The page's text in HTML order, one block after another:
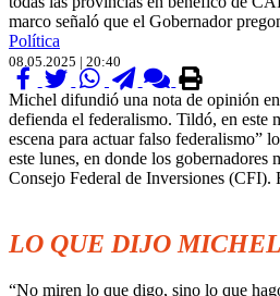
marco señaló que el Gobernador
Política
08.05.2025 | 20:40
Michel difundió una nota de opinión
defienda el federalismo. Tildó, en este
escena para actuar falso federalismo”
este lunes, en donde los gobernadores
Consejo Federal de Inversiones
LO QUE DIJO MICHEL
“No miren lo que digo, sino lo que